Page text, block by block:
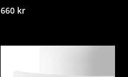
660 kr